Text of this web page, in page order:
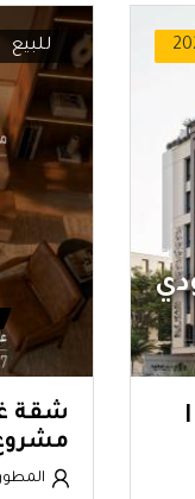
للبيع
شقة
مشروع